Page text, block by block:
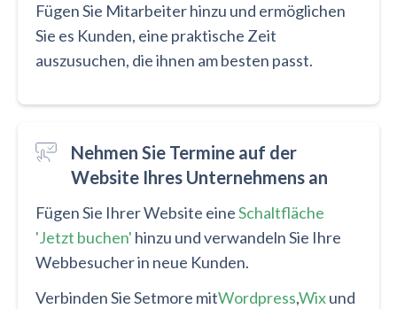
Fügen Sie Mitarbeiter hinzu und ermöglichen
Sie es Kunden, eine praktische Zeit
auszusuchen, die ihnen am besten passt.
Nehmen Sie Termine auf der
Website Ihres Unternehmens an
Fügen Sie Ihrer Website eineSchaltfläche
'Jetzt buchen' hinzu und verwandeln Sie Ihre
Webbesucher in neue Kunden.
Verbinden Sie Setmore mitWordpress,Wixund